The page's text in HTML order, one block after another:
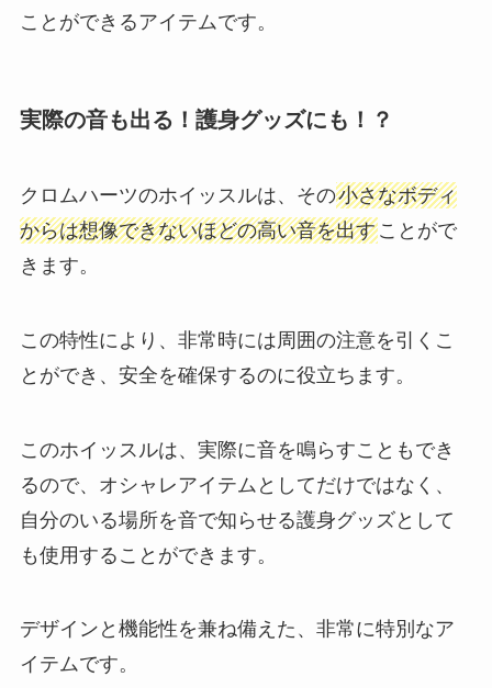
ことができるアイテムです。
実際の音も出る！護身グッズにも！？
クロムハーツのホイッスルは、その小さなボディ
からは想像できないほどの高い音を出すことがで
きます。
この特性により、非常時には周囲の注意を引くこ
とができ、安全を確保するのに役立ちます。
このホイッスルは、実際に音を鳴らすこともでき
るので、オシャレアイテムとしてだけではなく、
自分のいる場所を音で知らせる護身グッズとして
も使用することができます。
デザインと機能性を兼ね備えた、非常に特別なア
イテムです。